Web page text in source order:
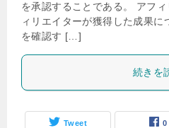
を承認することである。 アフ
ィリエイターが獲得した成果
を確認す […]
続きを
Tweet 0